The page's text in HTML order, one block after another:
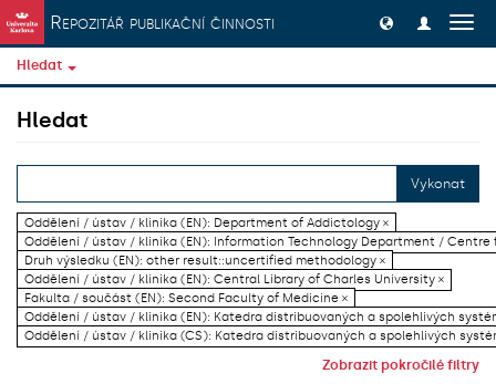
Přeskočit na obsah
Repozitář publikační činnosti
Hledat
Hledat
Vykonat
Oddělení / ústav / klinika (EN): Department of Addictology ×
Oddělení / ústav / klinika (EN): Information Technology Department / Centre
Druh výsledku (EN): other result::uncertified methodology ×
Oddělení / ústav / klinika (EN): Central Library of Charles University ×
Fakulta / součást (EN): Second Faculty of Medicine ×
Oddělení / ústav / klinika (EN): Katedra distribuovaných a spolehlivých
Oddělení / ústav / klinika (CS): Katedra distribuovaných a spolehlivých
Zobrazit pokročilé filtry